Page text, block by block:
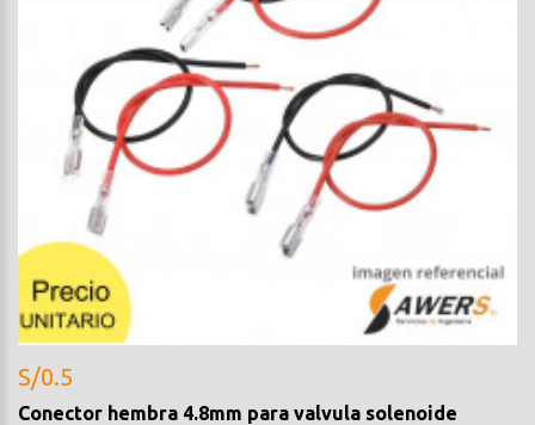
S/0.5
Conector hembra 4.8mm para valvula solenoide